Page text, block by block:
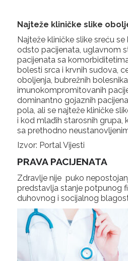
Najteže kliničke slike
Najteže kliničke slike sreću
odsto pacijenata, uglavnom
pacijenata sa
bolesti srca i krvnih sudova,
oboljenja, bubrežnih
imunokompromitovanih
dominantno gojaznih
pola, ali se najteže kliničke
i kod mlađih starosnih grupa,
sa prethodno
Izvor: Portal Vijesti
PRAVA PACIJENATA
Zdravlje nije puko
predstavlja stanje potpunog
duhovnog i socijalnog